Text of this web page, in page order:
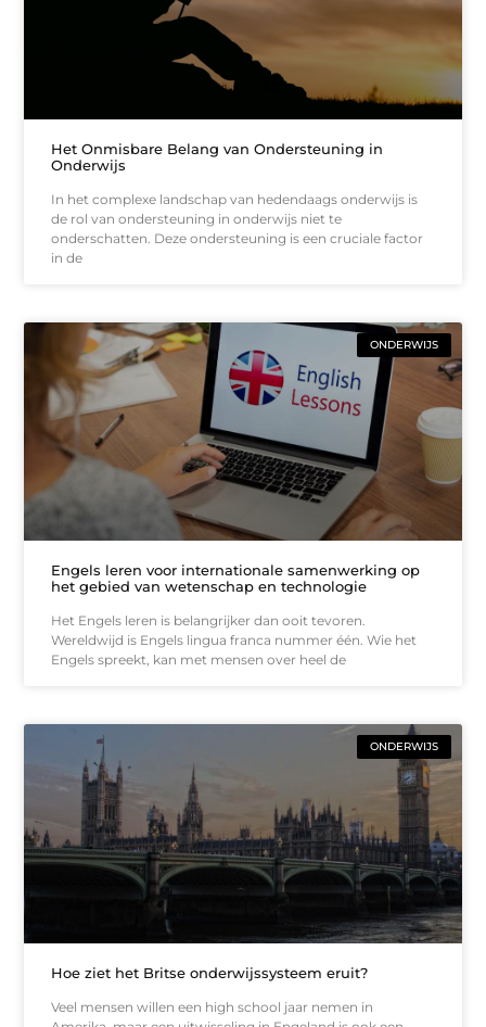
Het Onmisbare Belang van Ondersteuning in
Onderwijs
In het complexe landschap van hedendaags onderwijs is
de rol van ondersteuning in onderwijs niet te
onderschatten. Deze ondersteuning is een cruciale factor
in de
ONDERWIJS
Engels leren voor internationale samenwerking op
het gebied van wetenschap en technologie
Het Engels leren is belangrijker dan ooit tevoren.
Wereldwijd is Engels lingua franca nummer één. Wie het
Engels spreekt, kan met mensen over heel de
ONDERWIJS
Hoe ziet het Britse onderwijssysteem eruit?
Veel mensen willen een high school jaar nemen in